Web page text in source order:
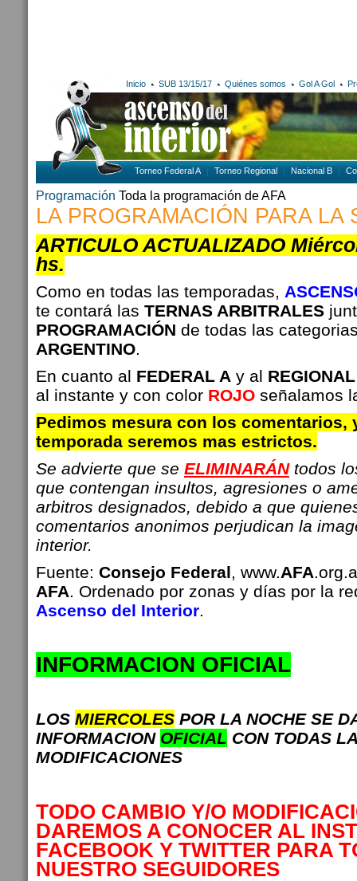
Inicio SUB 13/15/17 Quiénes somos Gol A Gol
Torneo Federal A Torneo Regional Nacional B
Programación Toda la programación de AFA
LA PROGRAMACIÓN PARA LA
ARTICULO ACTUALIZADO
hs.
Como en todas las temporadas,
te contará las TERNAS ARBITRALES
PROGRAMACIÓN de todas las
ARGENTINO.
En cuanto al FEDERAL A y al REGIONAL
al instante y con color ROJO señalamos
Pedimos mesura con los comentarios,
temporada seremos mas estrictos.
Se advierte que se ELIMINARÁNtodos
que contengan insultos, agresiones o
arbitros designados, debido a que
comentarios anonimos perjudican la
interior.
Fuente: Consejo Federal, www.AFA
AFA. Ordenado por zonas y días por la
Ascenso del Interior.
INFORMACION OFICIAL
LOS MIERCOLES POR LA NOCHE SE
INFORMACION OFICIAL CON TODAS
MODIFICACIONES
TODO CAMBIO Y/O
DAREMOS A CONOCER AL
FACEBOOK Y TWITTER PARA
NUESTRO SEGUIDORES